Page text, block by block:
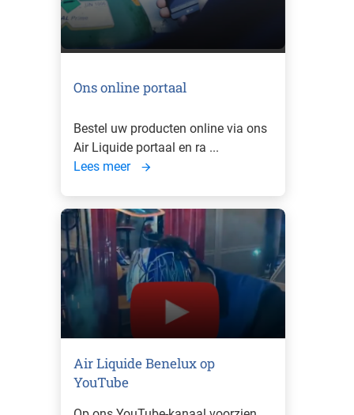
Ons online portaal
Bestel uw producten online via ons
Air Liquide portaal en ra ...
Lees meer
Air Liquide Benelux op
YouTube